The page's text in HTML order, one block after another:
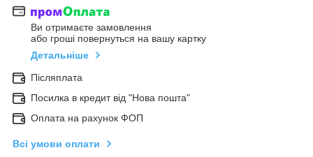
Ви отримаєте замовлення
або гроші повернуться на вашу картку
Детальніше
Післяплата
Посилка в кредит від "Нова пошта"
Оплата на рахунок ФОП
Всі умови оплати